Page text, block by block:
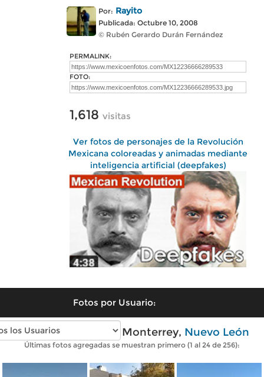
Por: Rayito
Publicada: Octubre 10, 2008
© Rubén Gerardo Durán Fernández
PERMALINK:
FOTO:
1,618 visitas
Ver fotos de personajes de la Revolución
Mexicana coloreadas y animadas mediante
inteligencia artificial (deepfakes)
Fotos por Usuario:
Fotos modernas de Monterrey, Nuevo León
Últimas fotos agregadas se muestran primero (1 al 24 de 256):